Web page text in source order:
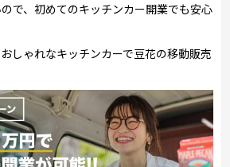
で、初めてのキッチンカー開業でも安心
しゃれなキッチンカーで豆花の移動販売